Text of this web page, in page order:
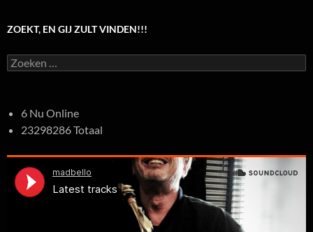
ZOEKT, EN GIJ ZULT VINDEN!!!
Zoeken
naar:
6 Nu Online
23298286 Totaal